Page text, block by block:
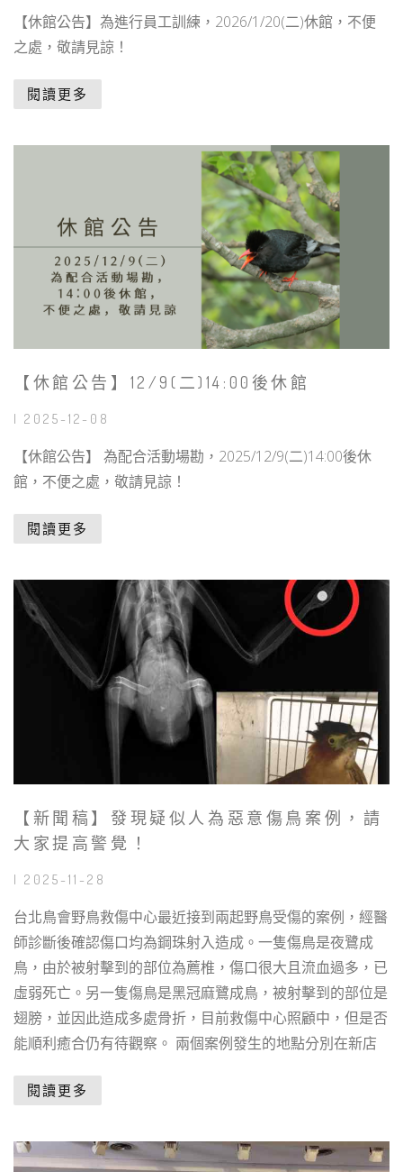
【休館公告】為進行員工訓練，2026/1/20(二)休館，不便
之處，敬請見諒！
閱讀更多
【休館公告】12/9(二)14:00後休館
| 2025-12-08
【休館公告】 為配合活動場勘，2025/12/9(二)14:00後休
館，不便之處，敬請見諒！
閱讀更多
【新聞稿】發現疑似人為惡意傷鳥案例，請
大家提高警覺！
| 2025-11-28
台北鳥會野鳥救傷中心最近接到兩起野鳥受傷的案例，經醫
師診斷後確認傷口均為鋼珠射入造成。一隻傷鳥是夜鷺成
鳥，由於被射擊到的部位為薦椎，傷口很大且流血過多，已
虛弱死亡。另一隻傷鳥是黑冠麻鷺成鳥，被射擊到的部位是
翅膀，並因此造成多處骨折，目前救傷中心照顧中，但是否
能順利癒合仍有待觀察。 兩個案例發生的地點分別在新店
閱讀更多